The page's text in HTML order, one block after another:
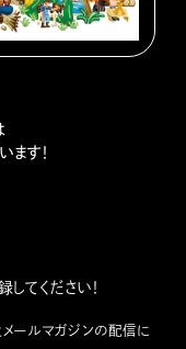
ます！
てください！
メールマガジンの配信に